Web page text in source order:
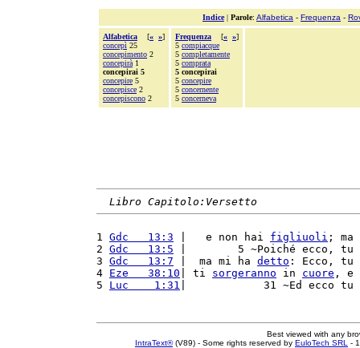
Indice| Parole: Alfabetica - Frequenza -
Alfabetica [« »]
concepì 25
concepimento 2
concepirà 1
concepirai 5
concepire 5
concepisce 2
concepiscono 2
Frequenza [« »]
5 compiacque
5 completamente
5 comprata
5 concepirai
5 concepire
5 concernente
5 concerneva
Libro Capitolo:Versetto
1 Gdc   13:3 |   e non hai figliuoli ; ma
2 Gdc   13:5 |        5 ~Poiché ecco, tu
3 Gdc   13:7 |  ma mi ha detto : Ecco, tu
4 Eze   38:10 | ti sorgeranno in cuore , e
5 Luc    1:31 |            31 ~Ed ecco tu
Best viewed with any
IntraText®(V89) - Some rights reserved by EuloTech SRL -